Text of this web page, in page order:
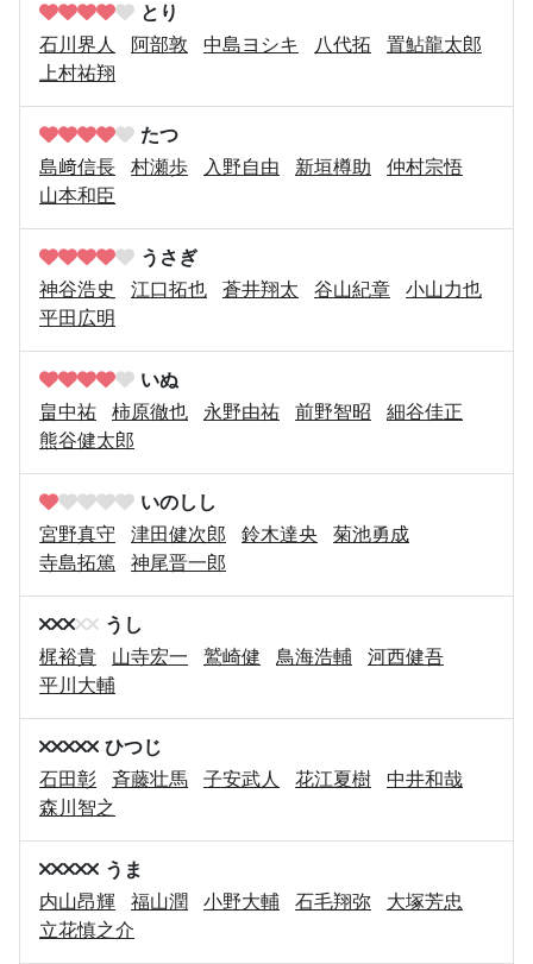
とり
石川界人
阿部敦 中島ヨシキ 八代拓
置鮎龍太郎
上村祐翔
たつ
島﨑信長
村瀬歩 入野自由 新垣樽助
仲村宗悟
山本和臣
うさぎ
神谷浩史
江口拓也 蒼井翔太 谷山紀章
小山力也
平田広明
いぬ
畠中祐
柿原徹也 永野由祐 前野智昭
細谷佳正
熊谷健太郎
いのしし
宮野真守
津田健次郎 鈴木達央
菊池勇成
寺島拓篤
神尾晋一郎
うし
梶裕貴
山寺宏一 鷲崎健 鳥海浩輔
河西健吾
平川大輔
ひつじ
石田彰
斉藤壮馬 子安武人 花江夏樹
中井和哉
森川智之
うま
内山昂輝
福山潤 小野大輔 石毛翔弥
大塚芳忠
立花慎之介